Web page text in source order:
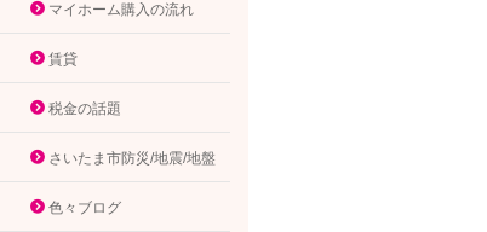
マイホーム購入の流れ
賃貸
税金の話題
さいたま市防災/地震/地盤
色々ブログ